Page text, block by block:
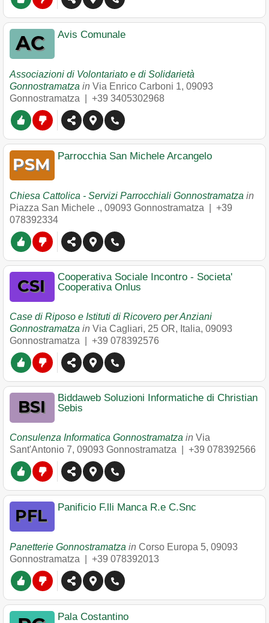
Avis Comunale
Associazioni di Volontariato e di Solidarietà
Gonnostramatza in Via Enrico Carboni 1, 09093
Gonnostramatza
+39 3405302968
Parrocchia San Michele Arcangelo
Chiesa Cattolica - Servizi Parrocchiali Gonnostramatza in
Piazza San Michele ., 09093 Gonnostramatza
+39
078392334
Cooperativa Sociale Incontro - Societa'
Cooperativa Onlus
Case di Riposo e Istituti di Ricovero per Anziani
Gonnostramatza in Via Cagliari, 25 OR, Italia, 09093
Gonnostramatza
+39 078392576
Biddaweb Soluzioni Informatiche di Christian
Sebis
Consulenza Informatica Gonnostramatza in Via
Sant'Antonio 7, 09093 Gonnostramatza +39 078392566
Panificio F.lli Manca R.e C.Snc
Panetterie Gonnostramatza in Corso Europa 5, 09093
Gonnostramatza
+39 078392013
Pala Costantino